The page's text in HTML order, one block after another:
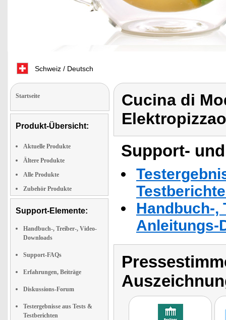
Schweiz / Deutsch
Startseite
Produkt-Übersicht:
Aktuelle Produkte
Ältere Produkte
Alle Produkte
Zubehör Produkte
Support-Elemente:
Handbuch-, Treiber-, Video-
Downloads
Support-FAQs
Erfahrungen, Beiträge
Diskussions-Forum
Testergebnisse aus Tests &
Testberichten
Cucina di
Support-
Handbuch-,
Anleitungs-